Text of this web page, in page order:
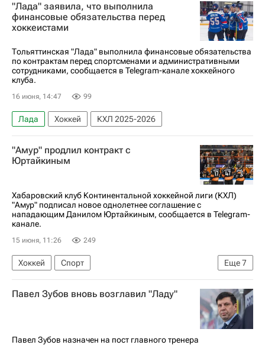
"Лада" заявила, что выполнила
финансовые обязательства перед
хоккеистами
Тольяттинская "Лада" выполнила финансовые обязательства
по контрактам перед спортсменами и административными
сотрудниками, сообщается в Telegram-канале хоккейного
клуба.
16 июня, 14:47 99
Лада Хоккей КХЛ 2025-2026
"Амур" продлил контракт с
Юртайкиным
Хабаровский клуб Континентальной хоккейной лиги (КХЛ)
"Амур" подписал новое однолетнее соглашение с
нападающим Данилом Юртайкиным, сообщается в Telegram-
канале.
15 июня, 11:26 249
Еще7
Хоккей
Спорт
Национальная хоккейная лига (НХЛ)
КХЛ 2025-2026
Локомотив (Ярославль)
Никита Точицкий
Павел Зубов вновь возглавил "Ладу"
Павел Зубов назначен на пост главного тренера